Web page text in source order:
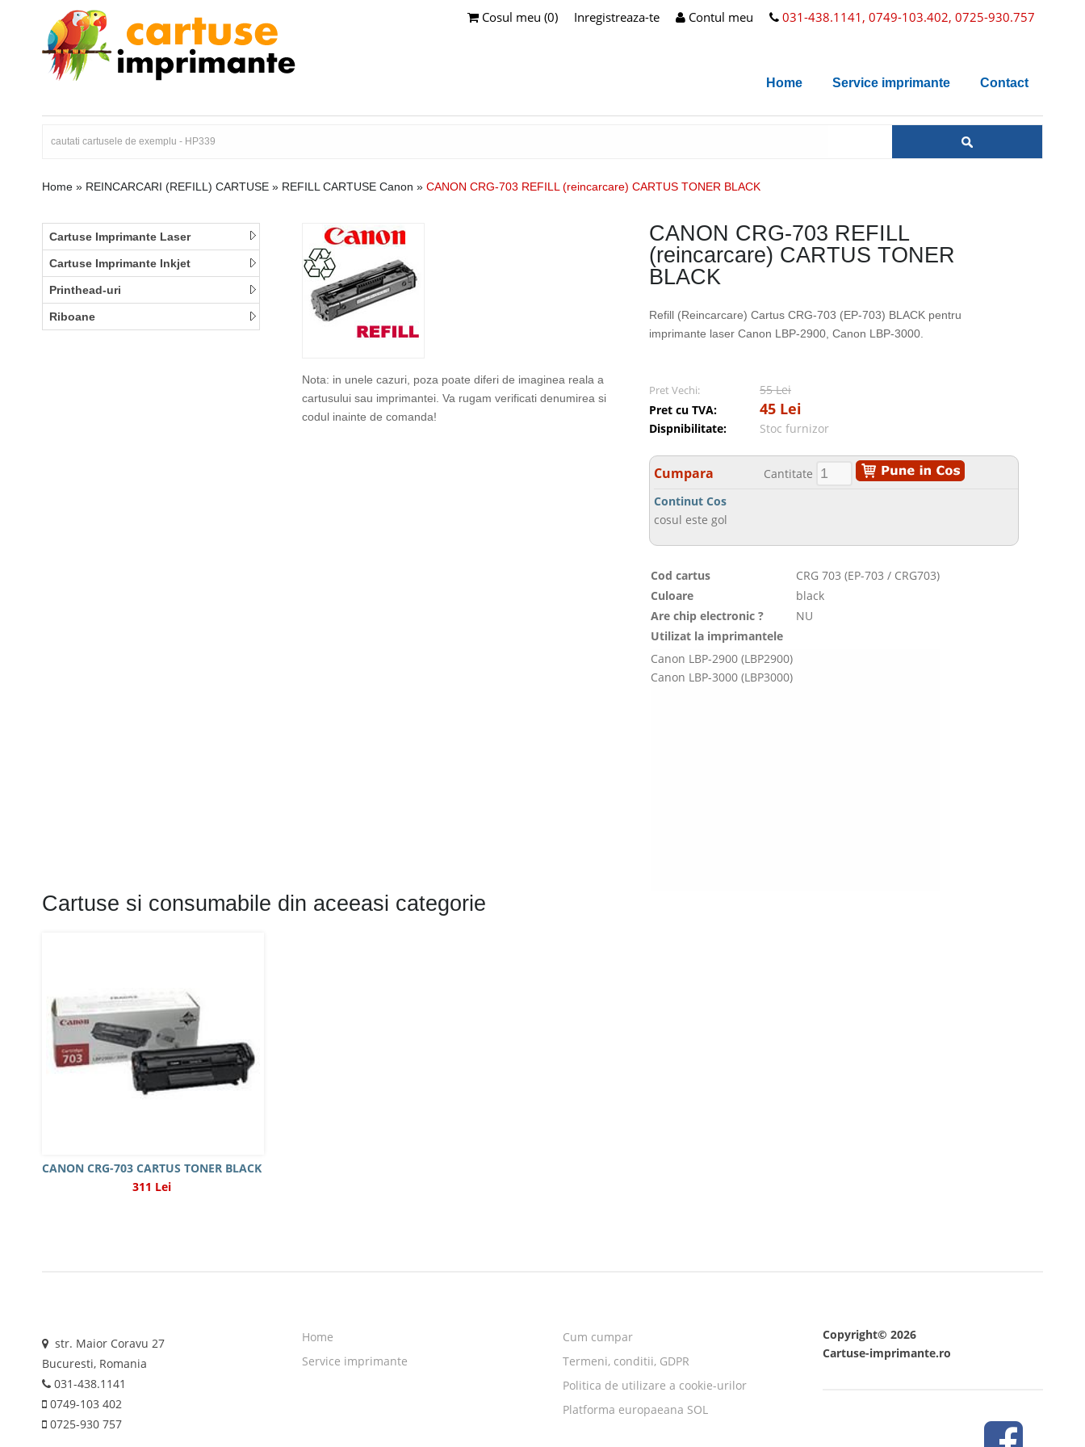
031-438.1141, 0749-103.402, 0725-930.757
Contul meu
Inregistreaza-te
Cosul meu (0)
Home Service imprimante Contact
Home » REINCARCARI (REFILL) CARTUSE » REFILL CARTUSE Canon » CANON CRG-703 REFILL (reincarcare) CARTUS TONER BLACK
Cartuse Imprimante Laser
Cartuse Imprimante Inkjet
Printhead-uri
Riboane
Nota: in unele cazuri, poza poate diferi de imaginea reala a
cartusului sau imprimantei. Va rugam verificati denumirea si
codul inainte de comanda!
CANON CRG-703 REFILL
(reincarcare) CARTUS TONER
BLACK
Refill (Reincarcare) Cartus CRG-703 (EP-703) BLACK pentru
imprimante laser Canon LBP-2900, Canon LBP-3000.
Pret Vechi:
55 Lei
Pret cu TVA:
45 Lei
Dispnibilitate: Stoc furnizor
Cumpara
Cantitate
Continut Cos
cosul este gol
Cod cartus
CRG 703 (EP-703 / CRG703)
Culoare
black
Are chip electronic ?
NU
Utilizat la imprimantele
Canon LBP-2900 (LBP2900)
Canon LBP-3000 (LBP3000)
Cartuse si consumabile din aceeasi categorie
CANON CRG-703 CARTUS TONER BLACK
311 Lei
str. Maior Coravu 27
Bucuresti, Romania
031-438.1141
0749-103 402
0725-930 757
Home
Service imprimante
Cum cumpar
Termeni, conditii, GDPR
Politica de utilizare a cookie-urilor
Platforma europaeana SOL
Copyright© 2026
Cartuse-imprimante.ro